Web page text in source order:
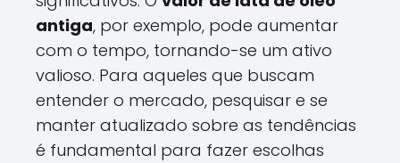
antiga, por exemplo, pode aumentar
com o tempo, tornando-se um ativo
valioso. Para aqueles que buscam
entender o mercado, pesquisar e se
manter atualizado sobre as tendências
é fundamental para fazer escolhas